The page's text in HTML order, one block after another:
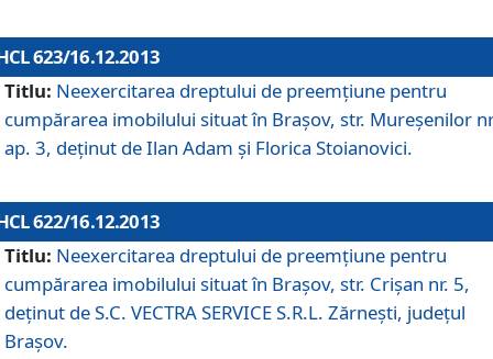
623/16.12.2013
Titlu: Neexercitarea dreptului de preemţiune pentru
cumpărarea imobilului situat în Braşov, str. Mureşenilor
ap. 3, deţinut de Ilan Adam şi Florica Stoianovici.
622/16.12.2013
Titlu: Neexercitarea dreptului de preemţiune pentru
cumpărarea imobilului situat în Braşov, str. Crişan nr. 5,
deţinut de S.C. VECTRA SERVICE S.R.L. Zărneşti, judeţul
Braşov.